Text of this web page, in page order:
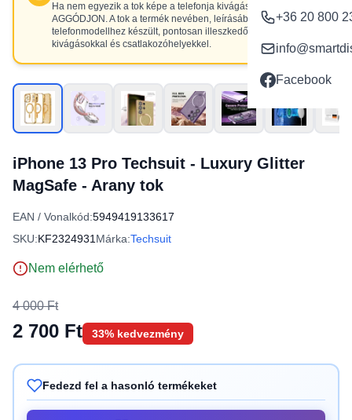
+36 20 800
Facebook
Ha nem egyezik a tok képe a telefonja kivágásaival, NE
AGGÓDJON. A tok a termék nevében, leírásában szereplő
telefonmodellhez készült, pontosan illeszkedő
kivágásokkal és csatlakozóhelyekkel.
iPhone 13 Pro Techsuit - Luxury Glitter
MagSafe - Arany tok
EAN / Vonalkód:5949419133617
SKU:KF2324931 Márka:Techsuit
Nem elérhető
4 000 Ft
2 700 Ft 33% kedvezmény
Fedezd fel a hasonló termékeket